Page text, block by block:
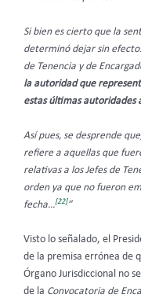
Si bien es cierto que la
determinó dejar sin
de Tenencia y de
la autoridad que
estas últimas autoridades
Así pues, se desprende
refiere a aquellas que
relativas a los Jefes de
orden ya que no fueron
fecha…[22]”
Visto lo señalado, el
de la premisa errónea de
Órgano Jurisdiccional no
de la Convocatoria de